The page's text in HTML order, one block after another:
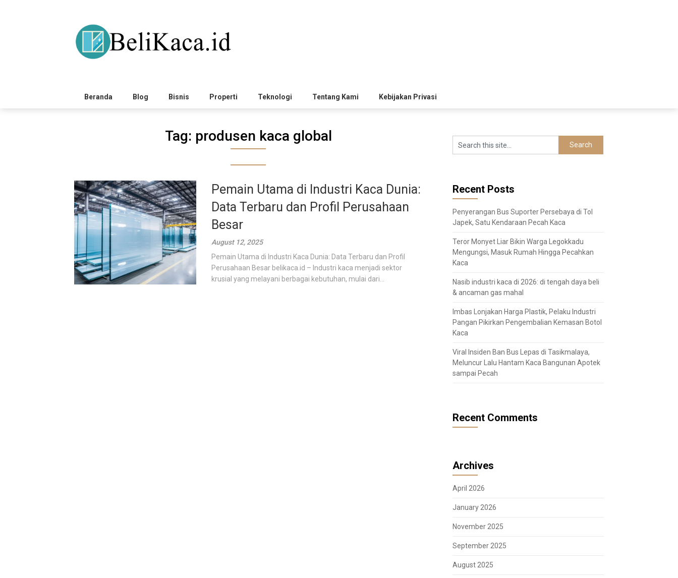
Beranda Blog Bisnis Properti Teknologi Tentang Kami Kebijakan Privasi
Tag: produsen kaca global
Pemain Utama di Industri Kaca Dunia:
Data Terbaru dan Profil Perusahaan
Besar
August 12, 2025
Pemain Utama di Industri Kaca Dunia: Data Terbaru dan Profil
Perusahaan Besar belikaca.id – Industri kaca menjadi sektor
krusial yang melayani berbagai kebutuhan, mulai dari...
Recent Posts
Penyerangan Bus Suporter Persebaya di Tol
Japek, Satu Kendaraan Pecah Kaca
Teror Monyet Liar Bikin Warga Legokkadu
Mengungsi, Masuk Rumah Hingga Pecahkan
Kaca
Nasib industri kaca di 2026: di tengah daya beli
& ancaman gas mahal
Imbas Lonjakan Harga Plastik, Pelaku Industri
Pangan Pikirkan Pengembalian Kemasan Botol
Kaca
Viral Insiden Ban Bus Lepas di Tasikmalaya,
Meluncur Lalu Hantam Kaca Bangunan Apotek
sampai Pecah
Recent Comments
Archives
April 2026
January 2026
November 2025
September 2025
August 2025